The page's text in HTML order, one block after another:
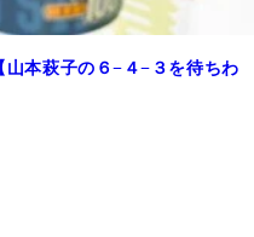
本萩子の６−４−３を待ちわ